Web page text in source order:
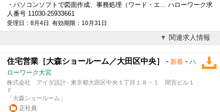
・パソコンソフトで図面作成、事務処理（ワード・エ... ハローワーク求
人番号 11030-25933661
受理日：8月4日 有効期限：10月31日
関連求人情報
住宅営業［大森ショールーム／大田区中央］ - 新着 - ハ
ローワーク大宮
株式会社 アイダ設計 - 東京都大田区中央１丁目１８－１ 間宮ビル１
Ｆ
「大森ショールーム」
正社員